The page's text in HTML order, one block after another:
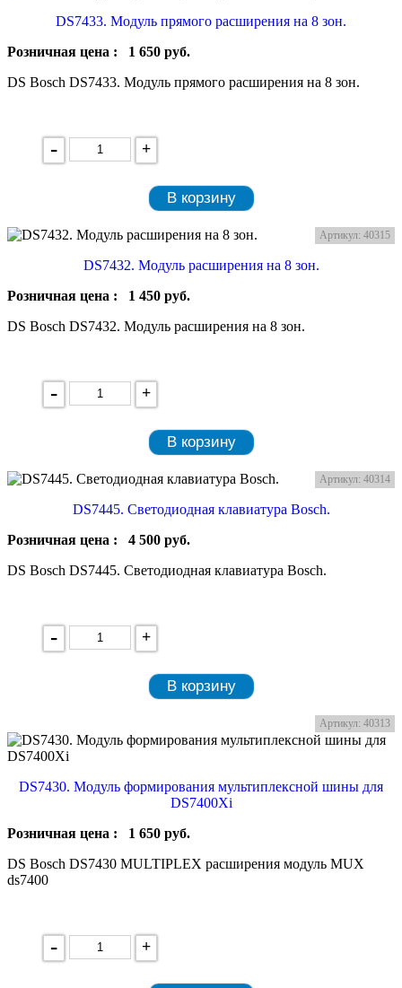
DS7433. Модуль прямого расширения на 8 зон.
Розничная цена : 1 650 руб.
DS Bosch DS7433. Модуль прямого расширения на 8 зон.
- +
В корзину
Артикул: 40315
DS7432. Модуль расширения на 8 зон.
Розничная цена : 1 450 руб.
DS Bosch DS7432. Модуль расширения на 8 зон.
- +
В корзину
Артикул: 40314
DS7445. Светодиодная клавиатура Bosch.
Розничная цена : 4 500 руб.
DS Bosch DS7445. Светодиодная клавиатура Bosch.
- +
В корзину
Артикул: 40313
DS7430. Модуль формирования мультиплексной шины для
DS7400Xi
Розничная цена : 1 650 руб.
DS Bosch DS7430 MULTIPLEX расширения модуль MUX
ds7400
- +